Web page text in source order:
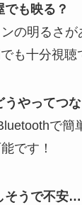
も映る？
の明るさが
も十分視聴
やってつ
で簡
です！
そうで不安…